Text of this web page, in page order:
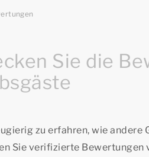
Sie die
zu erfahren, wie
Sie verifizierte Bewertungen